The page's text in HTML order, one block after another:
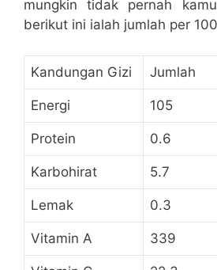
mungkin tidak pernah
berikut ini ialah jumlah per
Kandungan Gizi Jumlah
Energi 105
Protein 0.6
Karbohirat 5.7
Lemak 0.3
Vitamin A 339